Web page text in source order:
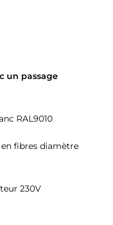
un passage
RAL9010
en fibres diamètre
230V